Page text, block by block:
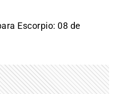
Escorpio: 08 de